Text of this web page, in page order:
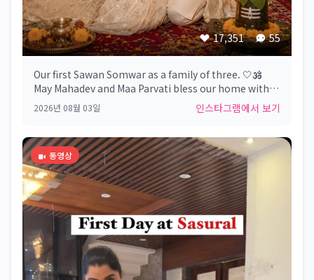
17,351 55
Our first Sawan Somwar as a family of three. 🤍🕉️
May Mahadev and Maa Parvati bless our home with
love, peace, strength, good health, and endless
happiness. May our little girl always walk on the
✨ #FirstSawanSomwar #HarHarMahadev
#OmNamahShivaya #BlessedFamily #Sawan2026
2026년 08월 03일 인스타그램에서 보기
동영상